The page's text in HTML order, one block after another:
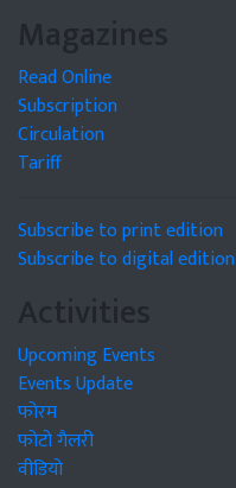
Magazines
Read Online
Subscription
Circulation
Tariff
Subscribe to print edition
Subscribe to digital edition
Activities
Upcoming Events
Events Update
फोरम
फोटो गैलरी
वीडियो